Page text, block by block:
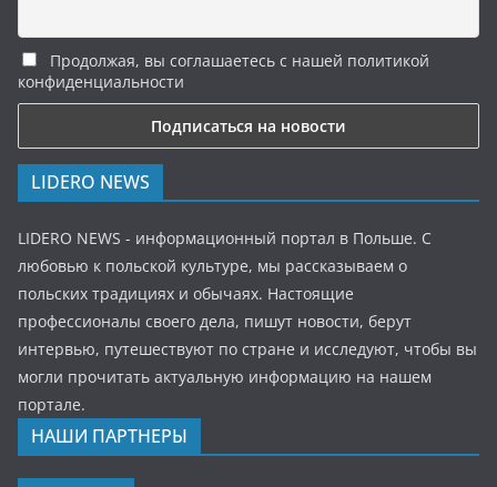
Продолжая, вы соглашаетесь с нашей политикой
конфиденциальности
LIDERO NEWS
LIDERO NEWS - информационный портал в Польше. С
любовью к польской культуре, мы рассказываем о
польских традициях и обычаях. Настоящие
профессионалы своего дела, пишут новости, берут
интервью, путешествуют по стране и исследуют, чтобы вы
могли прочитать актуальную информацию на нашем
портале.
НАШИ ПАРТНЕРЫ